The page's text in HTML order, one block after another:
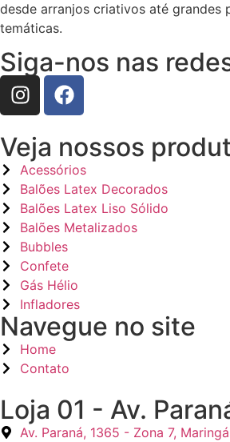
desde arranjos criativos até grandes
temáticas.
Siga-nos nas
Veja nossos
Acessórios
Balões Latex Decorados
Balões Latex Liso Sólido
Balões Metalizados
Bubbles
Confete
Gás Hélio
Infladores
Navegue no site
Home
Contato
Loja 01 - Av.
Av. Paraná, 1365 - Zona 7,